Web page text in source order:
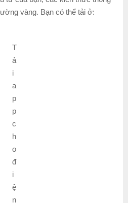
vàng. Bạn có thể tải ở:
T
ả
i
a
p
p
c
h
o
đ
i
ệ
n